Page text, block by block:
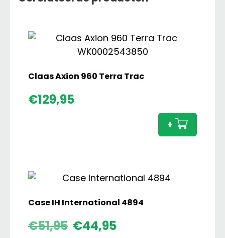
Claas Axion 960 Terra Trac
€129,95
Terra
+
Case IH International 4894
€51,95
Oorspronkelijke
€44,95
Huidige